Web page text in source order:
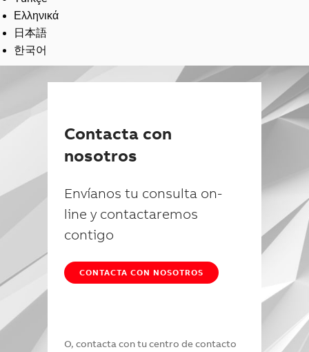
Ελληνικά
日本語
한국어
Contacta con
nosotros
Envíanos tu consulta on-
line y contactaremos
contigo
CONTACTA CON NOSOTROS
O, contacta con tu centro de contacto